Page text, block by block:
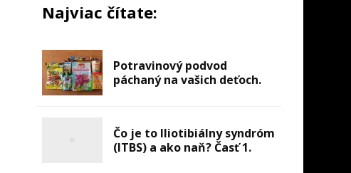
Najviac čítate:
Potravinový podvod
páchaný na vašich deťoch.
Čo je to Iliotibiálny syndróm
(ITBS) a ako naň? Časť 1.